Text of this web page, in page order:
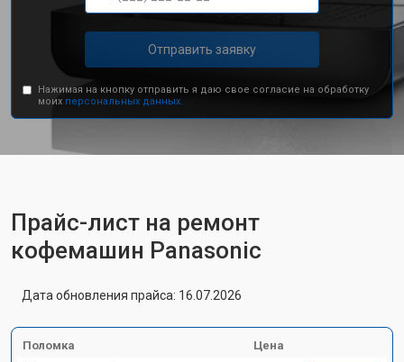
Отправить заявку
Нажимая на кнопку отправить я даю свое согласие на обработку
моих персональных данных.
Прайс-лист на ремонт
кофемашин Panasonic
Дата обновления прайса: 16.07.2026
Поломка
Цена